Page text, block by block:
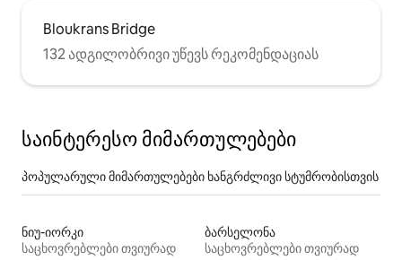
Bloukrans Bridge
132 ადგილობრივი უწევს რეკომენდაციას
საინტერესო მიმართულებები
პოპულარული მიმართულებები ხანგრძლივი სტუმრობისთვის
ნიუ-იორკი
საცხოვრებლები თვიურად
ბარსელონა
საცხოვრებლები თვიურად